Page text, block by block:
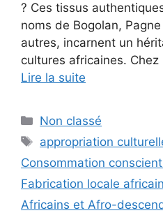
? Ces tissus
noms de Bogolan,
autres, incarnent un
cultures africaines.
Lire la suite
Catégories
Non classé
Étiquettes
appropriation
Consommation
Fabrication locale
Africains et Afro-